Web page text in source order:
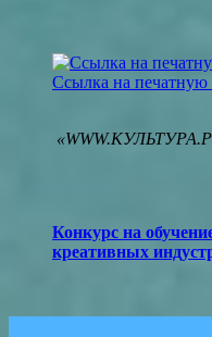
Ссылка на
Конкурс на
креативных